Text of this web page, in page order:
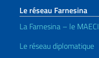
Le réseau Farnesina
La Farnesina – le MAECI
Le réseau diplomatique